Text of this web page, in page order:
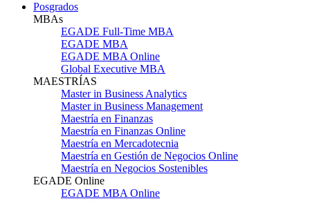
Posgrados
MBAs
EGADE Full-Time MBA
EGADE MBA
EGADE MBA Online
Global Executive MBA
MAESTRÍAS
Master in Business Analytics
Master in Business Management
Maestría en Finanzas
Maestría en Finanzas Online
Maestría en Mercadotecnia
Maestría en Gestión de Negocios Online
Maestría en Negocios Sostenibles
EGADE Online
EGADE MBA Online